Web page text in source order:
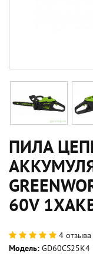
ПИЛА
60V
4 отзыва
Модель: GD60CS25K4